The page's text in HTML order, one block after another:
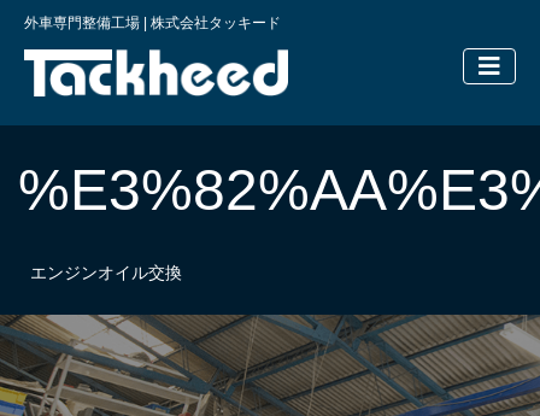
外車専門整備工場 | 株式会社タッキード
横浜の外
エンジンオイル交換